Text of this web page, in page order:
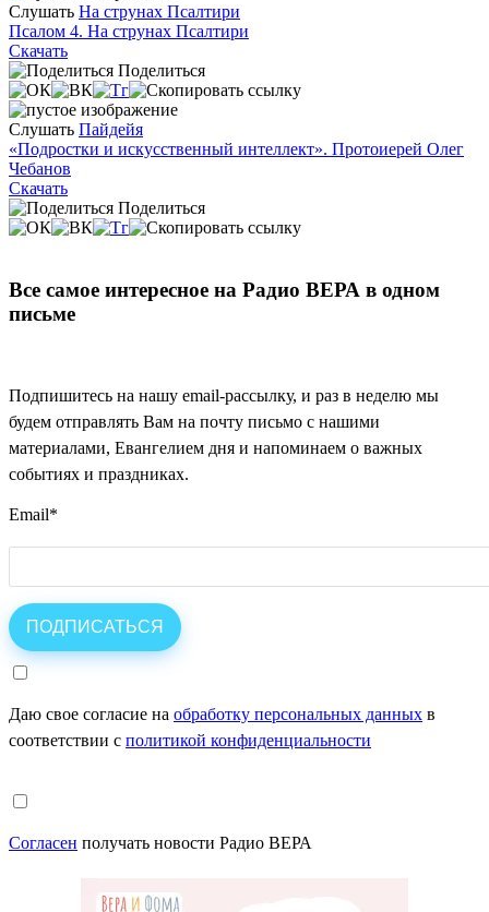
Слушать На струнах Псалтири
Псалом 4. На струнах Псалтири
Скачать
Поделиться
Слушать Пайдейя
«Подростки и искусственный интеллект». Протоиерей Олег
Чебанов
Скачать
Поделиться
Все самое интересное на Радио ВЕРА в одном
письме
Подпишитесь на нашу email-рассылку, и раз в неделю мы
будем отправлять Вам на почту письмо с нашими
материалами, Евангелием дня и напоминаем о важных
событиях и праздниках.
Email*
Даю свое согласие на обработку персональных данных в
соответствии с политикой конфиденциальности
Согласен получать новости Радио ВЕРА